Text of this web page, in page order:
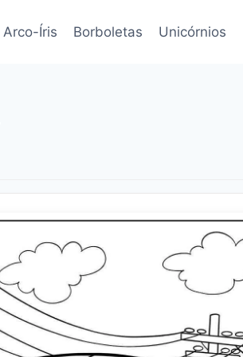
Arco-Íris Borboletas Unicórnios